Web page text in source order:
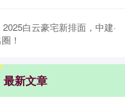
白云豪宅新排面，中建·
！
最新文章